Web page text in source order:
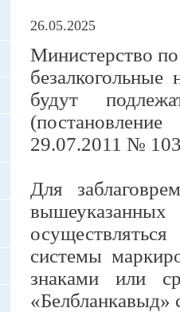
26.05.2025
Министерство
будут
29.07.2011 №
Для
системы
знаками или
«Белбланкавыд»